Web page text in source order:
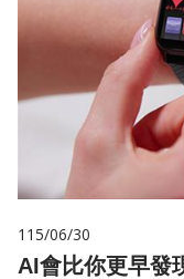
115/06/30
AI會比你更早發